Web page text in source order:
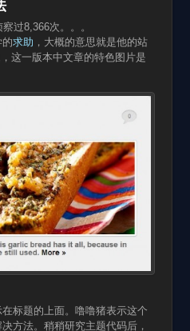
过8,366次。。。
求助 ，大概的意思就是他的站
这一版本中文章的特色图片是
标题的上面。噜噜猪表示这个
方法。稍稍研究主题代码后，